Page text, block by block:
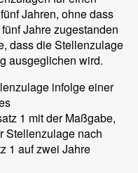
Jahren, ohne dass
Jahre zugestanden
dass die Stellenzulage
ausgeglichen wird.
infolge einer
1 mit der Maßgabe,
Stellenzulage nach
1 auf zwei Jahre